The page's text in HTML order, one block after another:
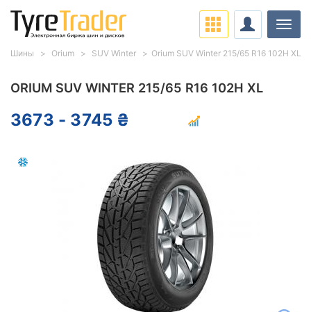
ORIUM SUV WINTER 215/65 R16 102H XL
3673 - 3745 ₴
Шины Orium SUV Winter Orium SUV Winter 215/65 R16 102H XL